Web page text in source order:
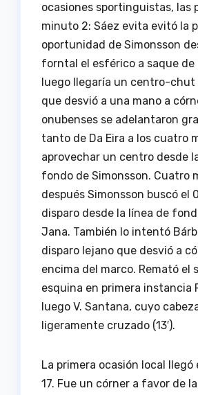
ocasiones sportinguistas, las
minuto 2: Sáez evita evitó la
oportunidad de Simonsson
forntal el esférico a saque de
luego llegaría un centro-chut
que desvió a una mano a
onubenses se adelantaron
tanto de Da Eira a los cuatro
aprovechar un centro desde
fondo de Simonsson. Cuatro
después Simonsson buscó el
disparo desde la línea de
Jana. También lo intentó
disparo lejano que desvió a
encima del marco. Remató el
esquina en primera instancia
luego V. Santana, cuyo
ligeramente cruzado (13′).
La primera ocasión local
17. Fue un córner a favor de